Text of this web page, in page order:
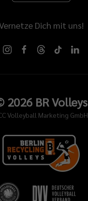
Dich mit uns!
2026BR Volleys
Volleyball Marketing GmbH